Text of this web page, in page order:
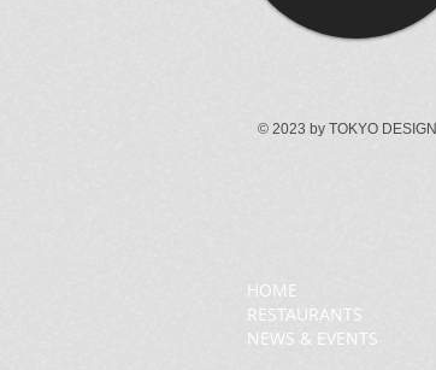
© 2023 by TOKYO DESIGN
HOME
RESTAURANTS
NEWS & EVENTS